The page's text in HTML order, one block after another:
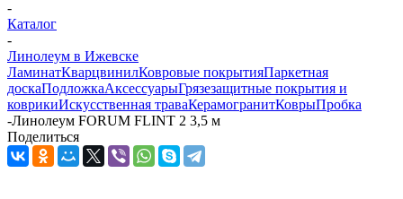
-
Каталог
-
Линолеум в Ижевске
ЛаминатКварцвинилКовровые покрытияПаркетная
доскаПодложкаАксессуарыГрязезащитные покрытия и
коврикиИскусственная траваКерамогранитКоврыПробка
-Линолеум FORUM FLINT 2 3,5 м
Поделиться